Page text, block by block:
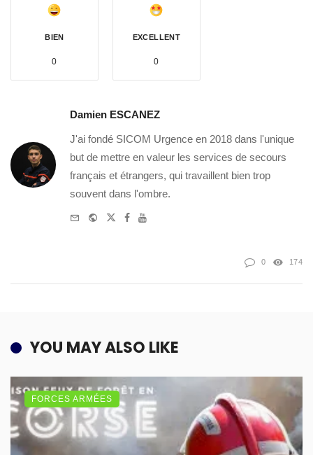
BIEN
0
EXCELLENT
0
Damien ESCANEZ
J'ai fondé SICOM Urgence en 2018 dans l'unique
but de mettre en valeur les services de secours
français et étrangers, qui travaillent bien trop
souvent dans l'ombre.
WebsiteTwitter
Facebook
Youtube
0 174
YOU MAY ALSO LIKE
FORCES ARMÉES